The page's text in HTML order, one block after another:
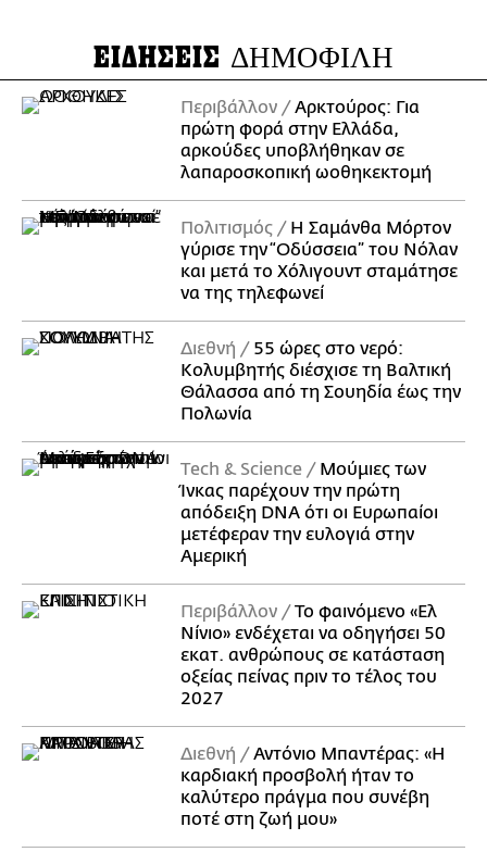
ΕΙΔΗΣΕΙΣ ΔΗΜΟΦΙΛΗ
Περιβάλλον
Αρκτούρος: Για
πρώτη φορά στην Ελλάδα,
αρκούδες υποβλήθηκαν σε
λαπαροσκοπική ωοθηκεκτομή
Πολιτισμός
Η Σαμάνθα Μόρτον
γύρισε την “Οδύσσεια” του Νόλαν
και μετά το Χόλιγουντ σταμάτησε
να της τηλεφωνεί
Διεθνή
55 ώρες στο νερό:
Κολυμβητής διέσχισε τη Βαλτική
Θάλασσα από τη Σουηδία έως την
Πολωνία
Τech & Science
Μούμιες των
Ίνκας παρέχουν την πρώτη
απόδειξη DNA ότι οι Ευρωπαίοι
μετέφεραν την ευλογιά στην
Αμερική
Περιβάλλον
Το φαινόμενο «Ελ
Νίνιο» ενδέχεται να οδηγήσει 50
εκατ. ανθρώπους σε κατάσταση
οξείας πείνας πριν το τέλος του
2027
Διεθνή
Αντόνιο Μπαντέρας: «Η
καρδιακή προσβολή ήταν το
καλύτερο πράγμα που συνέβη
ποτέ στη ζωή μου»